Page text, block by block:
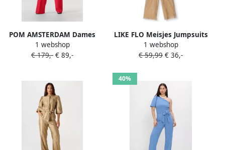
POM AMSTERDAM Dames
Jumpsuits Jumpsuit Bright
Rose Fuchsia
1 webshop
€ 179,- € 89,-
LIKE FLO Meisjes Jumpsuits
Bellu Flo Metallic Jumpsuit
Beige
1 webshop
€ 59,99 € 36,-
40%